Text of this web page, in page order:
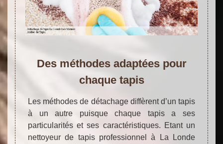
Des méthodes adaptées pour
chaque tapis
Les méthodes de détachage diffèrent d’un tapis
à un autre puisque chaque tapis a ses
particularités et ses caractéristiques. Etant un
nettoyeur de tapis professionnel à La Londe